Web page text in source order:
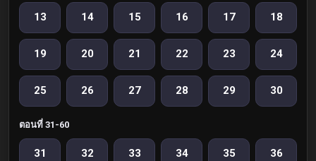
13 14 15 16 17 18
19 20 21 22 23 24
25 26 27 28 29 30
ตอนที่ 31-60
31 32 33 34 35 36